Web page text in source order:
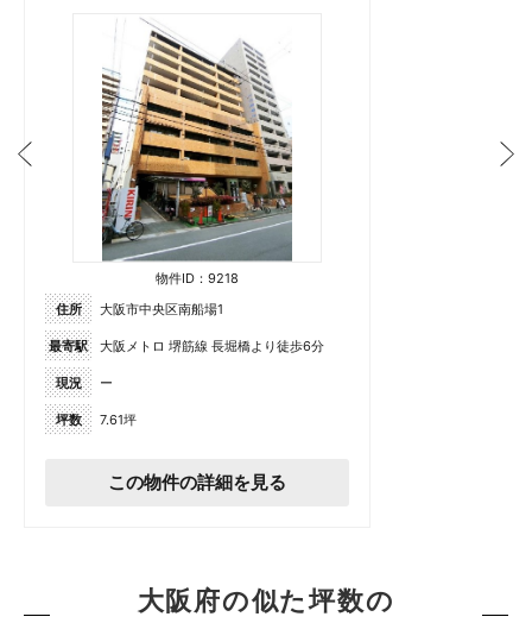
物件ID：9218
住所
大阪市中央区南船場1
最寄駅 大阪メトロ 堺筋線 長堀橋より徒歩6分
現況 ー
坪数 7.61坪
この物件の詳細を見る
大阪府の似た坪数の